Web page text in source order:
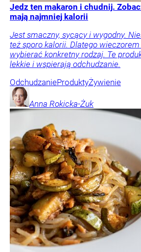
Jedz ten makaron i chudnij.
mają najmniej kalorii
Jest smaczny, sycący i wygodny.
też sporo kalorii. Dlatego
wybierać konkretny rodzaj. Te
lekkie i wspierają odchudzanie.
OdchudzanieProduktyŻywienie
Anna Rokicka-Żuk